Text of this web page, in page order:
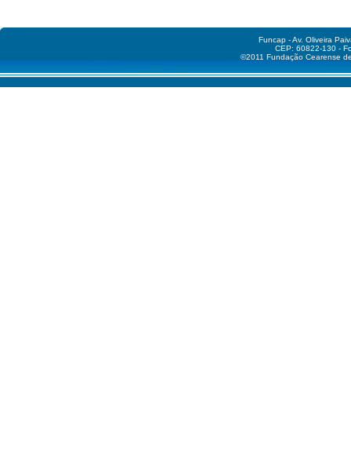
Funcap - Av. Oliveira
CEP: 60822-130 -
©2011 Fundação Cearense